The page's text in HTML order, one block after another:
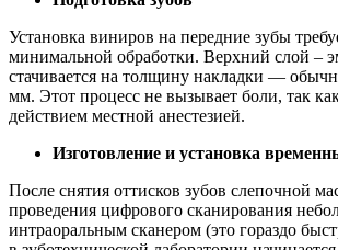
Установка виниров на передние зубы
минимальной обработки. Верхний слой –
стачивается на толщину накладки —
мм. Этот процесс не вызывает боли, так
действием местной анестезией.
Изготовление и установка
После снятия оттисков зубов слепочной
проведения цифрового сканирования
интраоральным сканером (это гораздо